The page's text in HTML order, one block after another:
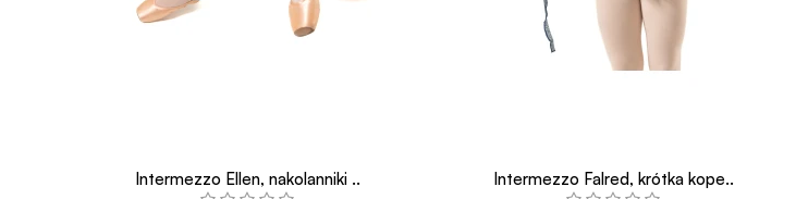
Intermezzo Ellen, nakolanniki .. Intermezzo Falred, krótka kope..